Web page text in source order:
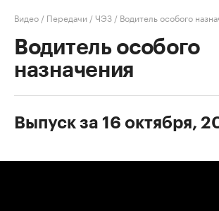
Видео / Передачи /ЧЭЗ / Водитель особого
Водитель особого
назначения
Выпуск за 16 октября,